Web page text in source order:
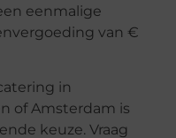
eenmalige
van €
in
of Amsterdam is
keuze. Vraag